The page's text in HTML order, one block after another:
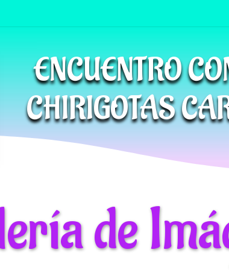
ENCUENTRO
CHIRIGOTAS
de